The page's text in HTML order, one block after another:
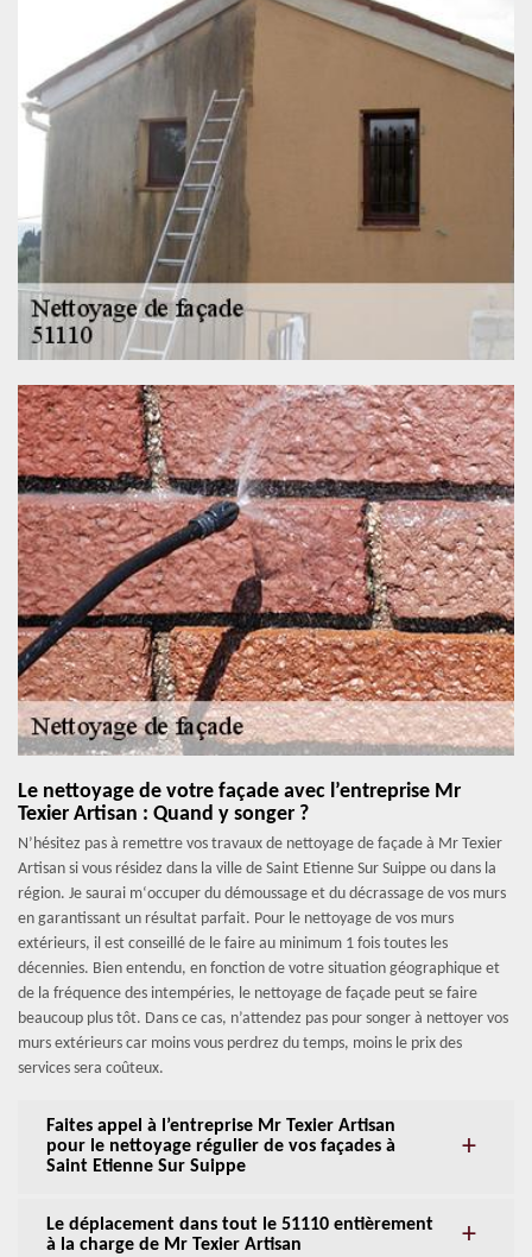
Le nettoyage de votre façade avec l’entreprise Mr
Texier Artisan : Quand y songer ?
N’hésitez pas à remettre vos travaux de nettoyage de façade à Mr Texier
Artisan si vous résidez dans la ville de Saint Etienne Sur Suippe ou dans la
région. Je saurai m‘occuper du démoussage et du décrassage de vos murs
en garantissant un résultat parfait. Pour le nettoyage de vos murs
extérieurs, il est conseillé de le faire au minimum 1 fois toutes les
décennies. Bien entendu, en fonction de votre situation géographique et
de la fréquence des intempéries, le nettoyage de façade peut se faire
beaucoup plus tôt. Dans ce cas, n’attendez pas pour songer à nettoyer vos
murs extérieurs car moins vous perdrez du temps, moins le prix des
services sera coûteux.
Faites appel à l’entreprise Mr Texier Artisan
pour le nettoyage régulier de vos façades à
Saint Etienne Sur Suippe
Le déplacement dans tout le 51110 entièrement
à la charge de Mr Texier Artisan